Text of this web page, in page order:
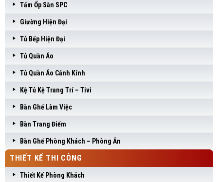
Tấm Ốp Sàn SPC
Giường Hiện Đại
Tủ Bếp Hiện Đại
Tủ Quần Áo
Tủ Quần Áo Cánh Kính
Kệ Tủ Kệ Trang Trí – Tivi
Bàn Ghế Làm Việc
Bàn Trang Điểm
Bàn Ghế Phòng Khách – Phòng Ăn
THIẾT KẾ THI CÔNG
Thiết Kế Phòng Khách